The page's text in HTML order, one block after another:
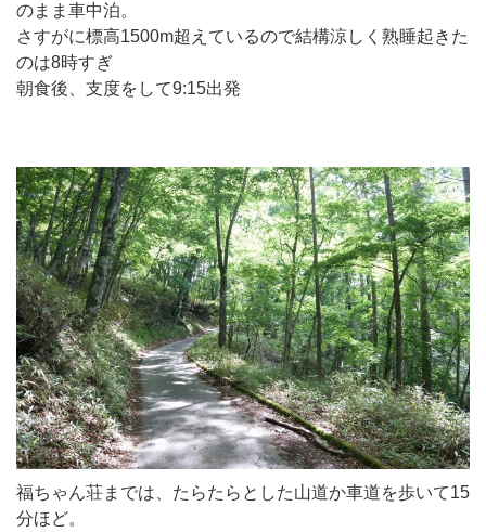
のまま車中泊。
さすがに標高1500m超えているので結構涼しく熟睡起きた
のは8時すぎ
朝食後、支度をして9:15出発
福ちゃん荘までは、たらたらとした山道か車道を歩いて15
分ほど。